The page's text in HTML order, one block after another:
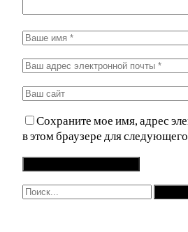
Сохраните мое имя, адрес
в этом браузере для